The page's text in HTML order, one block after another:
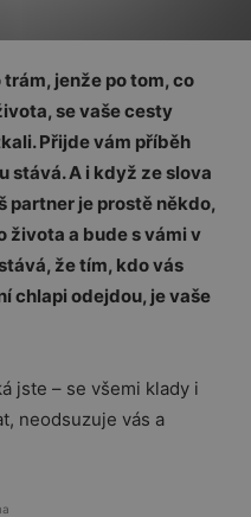
jenže po tom, co
se vaše cesty
Přijde vám příběh
stává. A i když ze slova
partner je prostě někdo,
života a bude s vámi v
že tím, kdo vás
chlapi odejdou, je vaše
jste – se všemi klady i
neodsuzuje vás a